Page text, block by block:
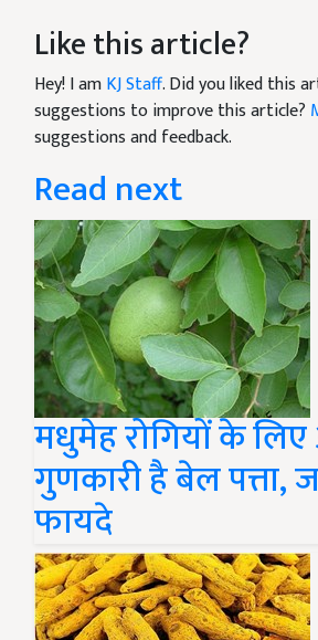
Like this article?
Hey! I amKJ Staff. Did you liked this
suggestions to improve this article?
suggestions and feedback.
Read next
मधुमेह रोगियों के
गुणकारी है बेल पत्ता,
फायदे